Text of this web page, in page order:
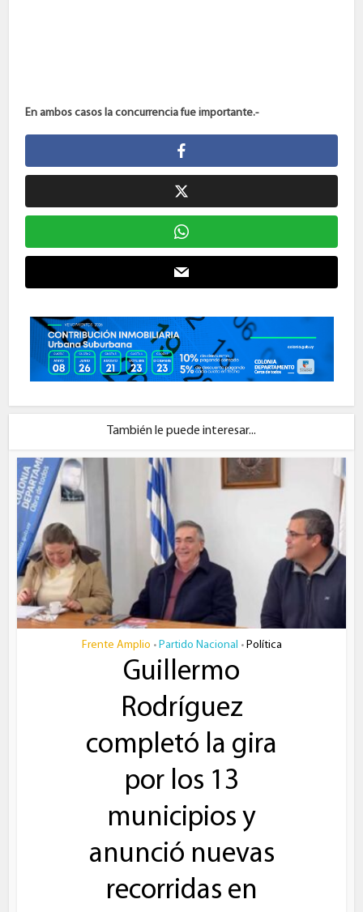
En ambos casos la concurrencia fue importante.-
También le puede interesar...
Frente Amplio • Partido Nacional • Política
Guillermo
Rodríguez
completó la gira
por los 13
municipios y
anunció nuevas
recorridas en